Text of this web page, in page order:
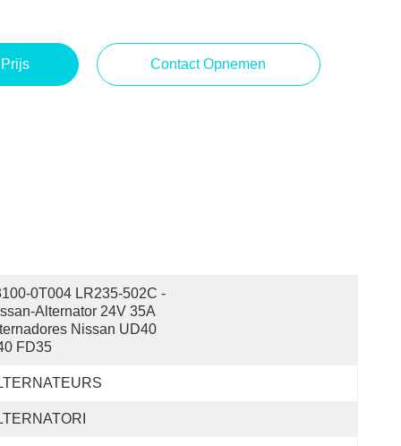
Contact Opnemen
0T004 LR235-502C -
Alternator 24V 35A
Nissan UD40
FD35